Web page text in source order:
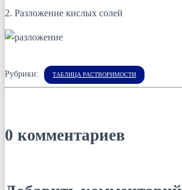
2. Разложение кислых солей
Рубрики: ТАБЛИЦА РАСТВОРИМОСТИ
0 комментариев